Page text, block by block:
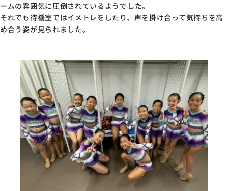
ームの雰囲気に圧倒されているようでした。
それでも待機室ではイメトレをしたり、声を掛け合って気持ちを高
め合う姿が見られました。